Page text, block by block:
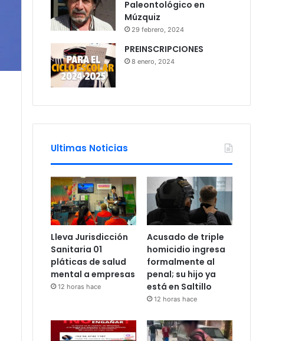
Paleontológico en
Múzquiz
29 febrero, 2024
PREINSCRIPCIONES
8 enero, 2024
Ultimas Noticias
Lleva Jurisdicción
Sanitaria 01
pláticas de salud
mental a empresas
12 horas hace
Acusado de triple
homicidio ingresa
formalmente al
penal; su hijo ya
está en Saltillo
12 horas hace